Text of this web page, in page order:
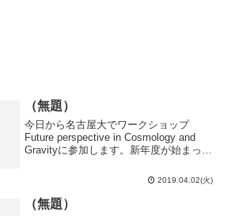
（無題）
今日から名古屋大でワークショップ
Future perspective in Cosmology and
Gravityに参加します。新年度が始まった
に行く気力を失った…とかではなく、こ
2019.04.02(火)
（無題）